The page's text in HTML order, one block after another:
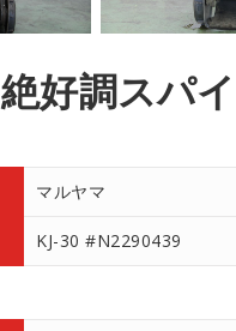
絶好調スパ
マルヤマ
KJ-30 #N2290439